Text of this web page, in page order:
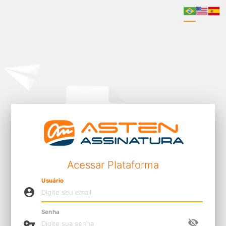
Acessar Plataforma
account_circle
Usuário
vpn_key
Senha
visibility_off